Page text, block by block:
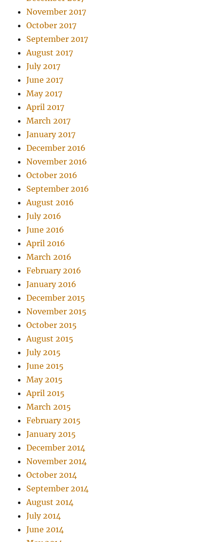
November 2017
October 2017
September 2017
August 2017
July 2017
June 2017
May 2017
April 2017
March 2017
January 2017
December 2016
November 2016
October 2016
September 2016
August 2016
July 2016
June 2016
April 2016
March 2016
February 2016
January 2016
December 2015
November 2015
October 2015
August 2015
July 2015
June 2015
May 2015
April 2015
March 2015
February 2015
January 2015
December 2014
November 2014
October 2014
September 2014
August 2014
July 2014
June 2014